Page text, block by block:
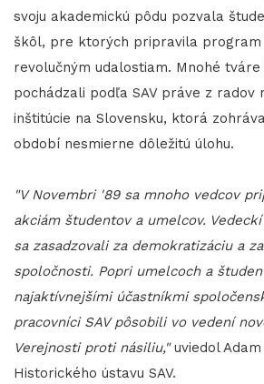
svoju akademickú pôdu pozvala
škôl, pre ktorých pripravila program
revolučným udalostiam. Mnohé
pochádzali podľa SAV práve z radov
inštitúcie na Slovensku, ktorá
období nesmierne dôležitú úlohu.
"V Novembri '89 sa mnoho vedcov
akciám študentov a umelcov.
sa zasadzovali za demokratizáciu a
spoločnosti. Popri umelcoch a
najaktívnejšími účastníkmi
pracovníci SAV pôsobili vo vedení
Verejnosti proti násiliu,"uviedol
Historického ústavu SAV.